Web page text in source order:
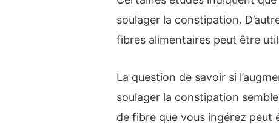
soulager la constipation.
fibres alimentaires peut être
La question de savoir si
soulager la constipation
de fibre que vous ingérez peut